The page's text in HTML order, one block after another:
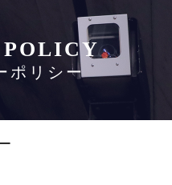
ポリシー